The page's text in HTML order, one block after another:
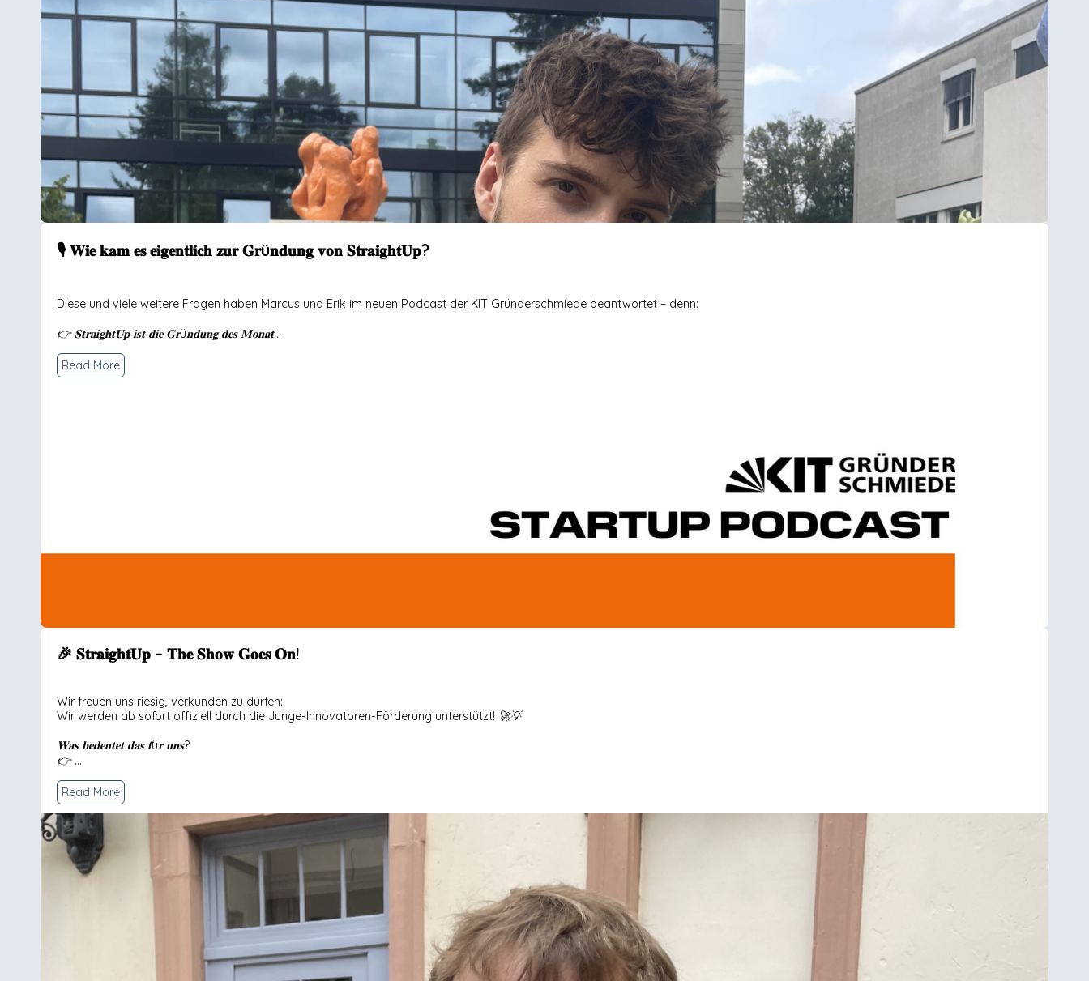
🎙️ 𝐖𝐢𝐞 𝐤𝐚𝐦 𝐞𝐬 𝐞𝐢𝐠𝐞𝐧𝐭𝐥𝐢𝐜𝐡 𝐳𝐮𝐫 𝐆𝐫ü𝐧𝐝𝐮𝐧𝐠 𝐯𝐨𝐧 𝐒𝐭𝐫𝐚𝐢𝐠𝐡𝐭𝐔𝐩?
Diese und viele weitere Fragen haben Marcus und Erik im neuen Podcast der KIT Gründerschmiede beantwortet – denn:
👉 𝐒𝐭𝐫𝐚𝐢𝐠𝐡𝐭𝐔𝐩 𝐢𝐬𝐭 𝐝𝐢𝐞 𝐆𝐫ü𝐧𝐝𝐮𝐧𝐠 𝐝𝐞𝐬 𝐌𝐨𝐧𝐚𝐭...
Read More
🎉 𝐒𝐭𝐫𝐚𝐢𝐠𝐡𝐭𝐔𝐩 – 𝐓𝐡𝐞 𝐒𝐡𝐨𝐰 𝐆𝐨𝐞𝐬 𝐎𝐧!
Wir freuen uns riesig, verkünden zu dürfen:
Wir werden ab sofort offiziell durch die Junge-Innovatoren-Förderung unterstützt! 🚀💡
𝐖𝐚𝐬 𝐛𝐞𝐝𝐞𝐮𝐭𝐞𝐭 𝐝𝐚𝐬 𝐟ü𝐫 𝐮𝐧𝐬?
👉 ...
Read More